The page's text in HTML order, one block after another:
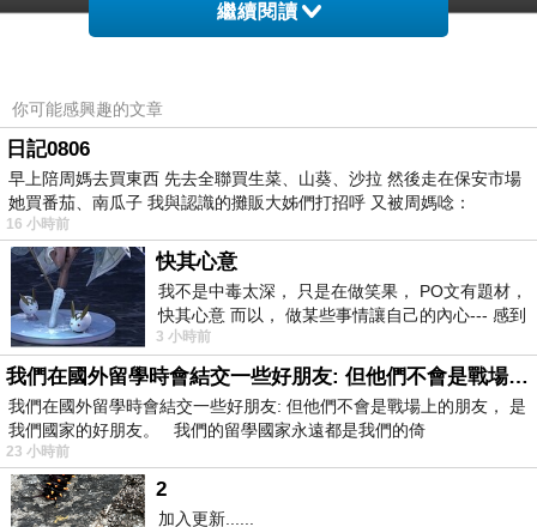
繼續閱讀
你可能感興趣的文章
日記0806
早上陪周媽去買東西 先去全聯買生菜、山葵、沙拉 然後走在保安市場
她買番茄、南瓜子 我與認識的攤販大姊們打招呼 又被周媽唸：
16 小時前
快其心意
我不是中毒太深， 只是在做笑果， PO文有題材，
快其心意 而以， 做某些事情讓自己的內心--- 感到
愉快。
3 小時前
我們在國外留學時會結交一些好朋友: 但他們不會是戰場上的朋友
我們在國外留學時會結交一些好朋友: 但他們不會是戰場上的朋友， 是
我們國家的好朋友。 我們的留學國家永遠都是我們的倚
23 小時前
2
加入更新......